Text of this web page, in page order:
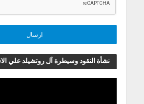
نشأة النقود وسيطرة آل روتشيلد علي